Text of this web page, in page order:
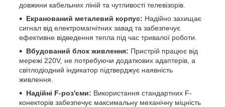
довжини кабельних ліній та чутливості телевізорів.
Екранований металевий корпус: Надійно захищає
сигнал від електромагнітних завад та забезпечує
ефективне відведення тепла під час тривалої роботи.
Вбудований блок живлення: Пристрій працює від
мережі 220V, не потребуючи додаткових адаптерів, а
світлодіодний індикатор підтверджує наявність
живлення.
Надійні F-роз'єми: Використання стандартних F-
конекторів забезпечує максимальну механічну міцність